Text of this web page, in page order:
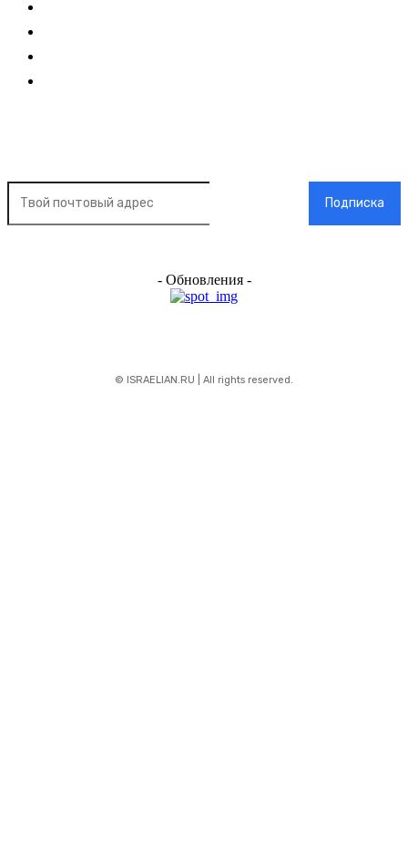
Подписка
- Обновления -
© ISRAELIAN.RU | All rights reserved.